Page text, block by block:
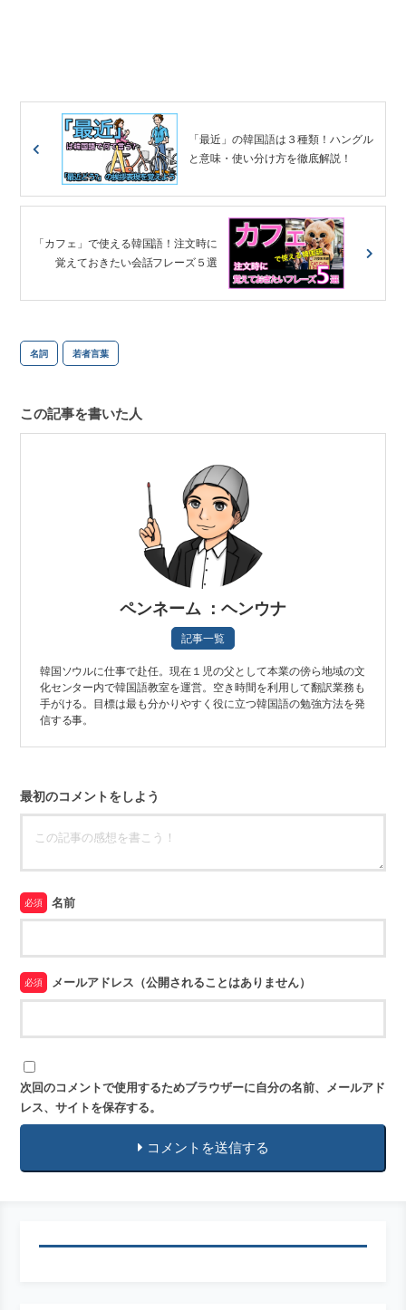
「最近」の韓国語は３種類！ハングル
と意味・使い分け方を徹底解説！
「カフェ」で使える韓国語！注文時に
覚えておきたい会話フレーズ５選
名詞 若者言葉
この記事を書いた人
ペンネーム ：ヘンウナ
記事一覧
韓国ソウルに仕事で赴任。現在１児の父として本業の傍ら地域の文
化センター内で韓国語教室を運営。空き時間を利用して翻訳業務も
手がける。目標は最も分かりやすく役に立つ韓国語の勉強方法を発
信する事。
最初のコメントをしよう
必須 名前
必須 メールアドレス（公開されることはありません）
次回のコメントで使用するためブラウザーに自分の名前、メールアド
レス、サイトを保存する。
コメントを送信する